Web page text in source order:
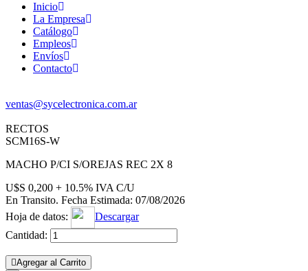
Inicio
La Empresa
Catálogo
Empleos
Envíos
Contacto
ventas@sycelectronica.com.ar
RECTOS
SCM16S-W
MACHO P/CI S/OREJAS REC 2X 8
U$S 0,200 + 10.5% IVA C/U
En Transito. Fecha Estimada: 07/08/2026
Hoja de datos:
Descargar
Cantidad:
Agregar al Carrito